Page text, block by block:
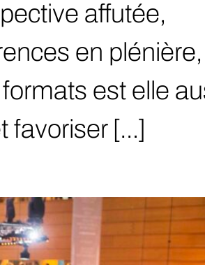
affutée,
en plénière,
est elle
favoriser […]